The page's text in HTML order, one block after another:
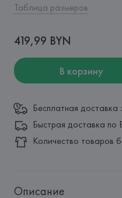
Таблица размеров
419,99 BYN
В корзину
Бесплатная
Быстрая доставка по
Количество товаров
Описание